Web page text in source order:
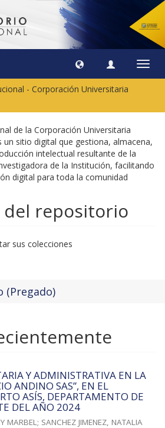
- Corporación Universitaria
de la Corporación Universitaria
sitio digital que gestiona, almacena,
intelectual resultante de la
de la Institución, facilitando
digital para toda la comunidad
del repositorio
sus colecciones
(Pregado)
Y ADMINISTRATIVA EN LA
ANDINO SAS”, EN EL
ASÍS, DEPARTAMENTO DE
DEL AÑO 2024
MARBEL; SANCHEZ JIMENEZ, NATALIA